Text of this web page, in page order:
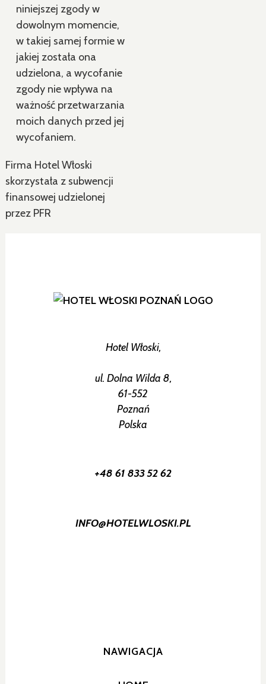
niniejszej zgody w
dowolnym momencie,
w takiej samej formie w
jakiej została ona
udzielona, a wycofanie
zgody nie wpływa na
ważność przetwarzania
moich danych przed jej
wycofaniem.
Firma Hotel Włoski
skorzystała z subwencji
finansowej udzielonej
przez PFR
Hotel Włoski,
ul. Dolna Wilda 8,
61-552
Poznań
Polska
+48 61 833 52 62
INFO@HOTELWLOSKI.PL
NAWIGACJA